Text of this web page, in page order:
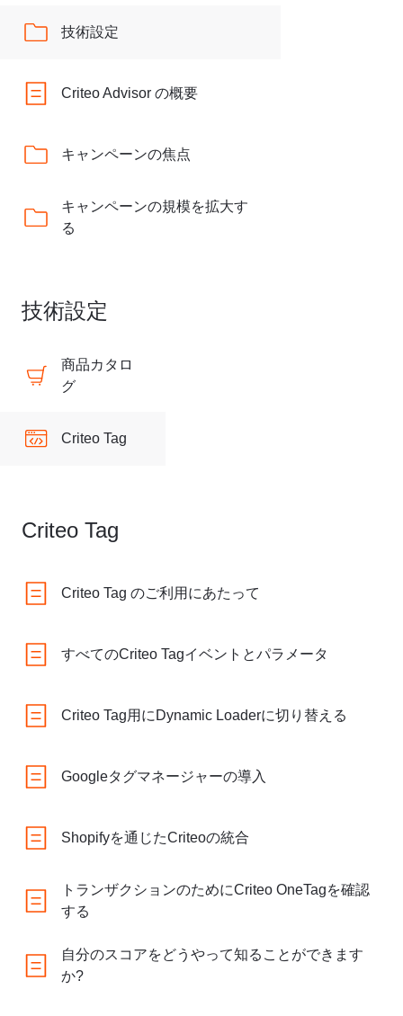
技術設定
Criteo Advisor の概要
キャンペーンの焦点
キャンペーンの規模を拡大す
る
技術設定
商品カタロ
グ
Criteo Tag
Criteo Tag
Criteo Tag のご利用にあたって
すべてのCriteo Tagイベントとパラメータ
Criteo Tag用にDynamic Loaderに切り替える
Googleタグマネージャーの導入
Shopifyを通じたCriteoの統合
トランザクションのためにCriteo OneTagを確認
する
自分のスコアをどうやって知ることができます
か?